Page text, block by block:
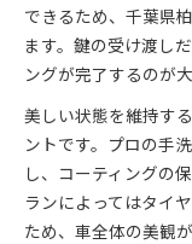
できるため、千葉県
ます。鍵の受け渡し
ングが完了するのが
美しい状態を維持す
ントです。プロの手
し、コーティングの
ランによってはタイ
ため、車全体の美観